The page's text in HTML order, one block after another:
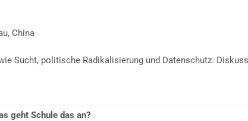
China
Sucht, politische Radikalisierung und Datenschutz.
geht Schule das an?